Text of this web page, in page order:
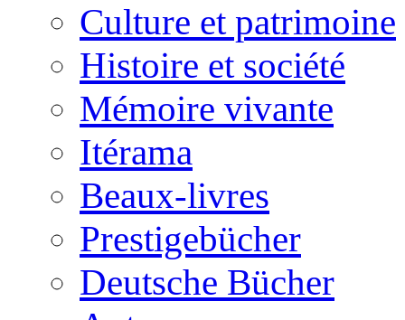
Culture et patrimoine
Histoire et société
Mémoire vivante
Itérama
Beaux-livres
Prestigebücher
Deutsche Bücher